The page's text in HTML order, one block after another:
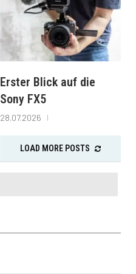
Erster Blick auf die
Sony FX5
28.07.2026
LOAD MORE POSTS